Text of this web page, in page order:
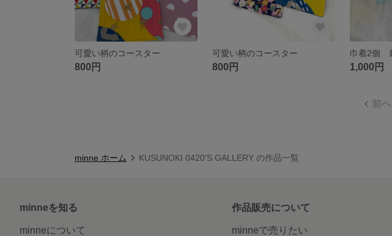
可愛い柄のコースター
800円
可愛い柄のコースター
800円 1,000円
前へ
minne ホーム KUSUNOKI 0420'S GALLERY の作品一覧
minneを知る
minneについて
作品販売について
minneで売りたい